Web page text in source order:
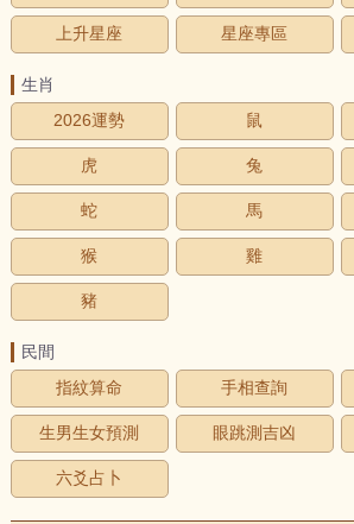
上升星座 星座專區
生肖
2026運勢
鼠
虎 兔
蛇 馬
猴 雞
豬
民間
指紋算命
手相查詢
生男生女預測 眼跳測吉凶
六爻占卜